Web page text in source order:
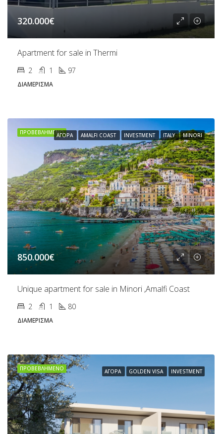
320.000€
Apartment for sale in Thermi
2 1 97
ΔΙΑΜΈΡΙΣΜΑ
ΠΡΟΒΕΒΛΗΜΈΝΟΑΓΟΡΆ AMALFI COAST INVESTMENT ITALY MINORI
850.000€
Unique apartment for sale in Minori ,Amalfi Coast
2 1 80
ΔΙΑΜΈΡΙΣΜΑ
ΠΡΟΒΕΒΛΗΜΈΝΟ ΑΓΟΡΆ GOLDEN VISA INVESTMENT